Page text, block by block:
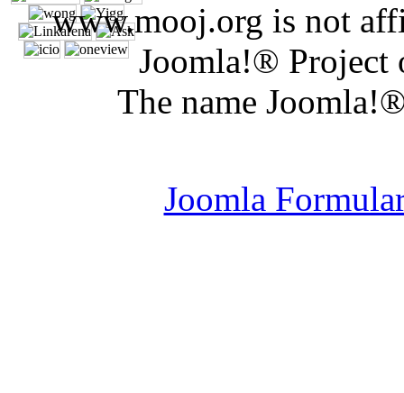
www.mooj.org is not
Joomla!® Project
The name
Joomla